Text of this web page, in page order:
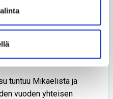
ympäröi laadukas
jota pitkin Mikael
viherhuoneen läpi
tuntuu Mikaelista ja
vuoden yhteisen